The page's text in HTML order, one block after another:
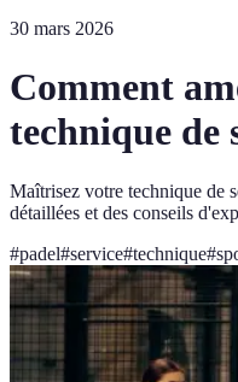
30 mars 2026
Comment
technique de
Maîtrisez votre technique de
détaillées et des conseils
#padel#service#technique#